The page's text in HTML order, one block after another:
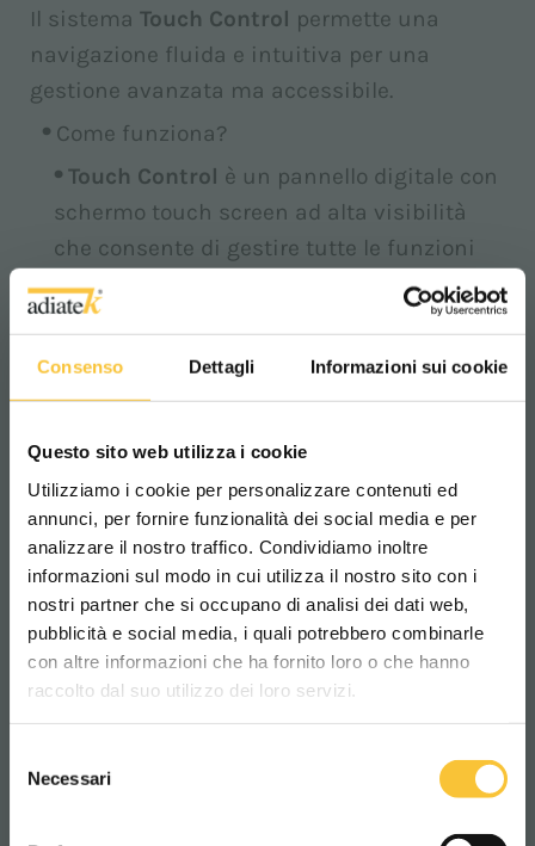
Consenso Dettagli Informazioni sui cookie
Questo sito web utilizza i cookie
Utilizziamo i cookie per personalizzare contenuti ed
annunci, per fornire funzionalità dei social media e per
analizzare il nostro traffico. Condividiamo inoltre
informazioni sul modo in cui utilizza il nostro sito con i
nostri partner che si occupano di analisi dei dati web,
pubblicità e social media, i quali potrebbero combinarle
con altre informazioni che ha fornito loro o che hanno
raccolto dal suo utilizzo dei loro servizi.
delNecessari
Il sistema Touch Control permette una
navigazione fluida e intuitiva per una
gestione avanzata ma accessibile.
Come funziona?
Touch Control è un pannello digitale con
schermo touch screen ad alta visibilità
che consente di gestire tutte le funzioni
della macchina. L’interfaccia guida
l’operatore con icone intuitive, menu
chiari e impostazioni personalizzabili.
Controllo avanzato:gestione completa
di ogni funzione con un solo tocco.
Interfaccia intuitiva:
navigazione user-
friendly, anche per operatori meno esperti.
Maggiore efficienza:accesso rapido alle
impostazioni per adattarsi a ogni
situazione.
Esperienza utente evoluta:design
Scegli il paese in cui ti trovi e la tua
lingua per una migliore esperienza di
navigazione